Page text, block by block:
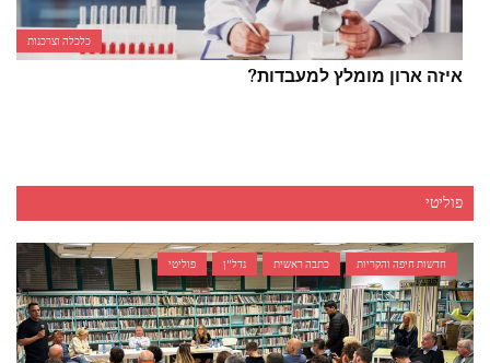
כלכלה וצרכנות
איזה ארון מומלץ למעבדות?
פוליטי
חדשות חיפה והקריות כתבה ראשית נדל"ן פוליטי